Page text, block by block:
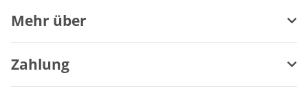
Mehr über
Zahlung